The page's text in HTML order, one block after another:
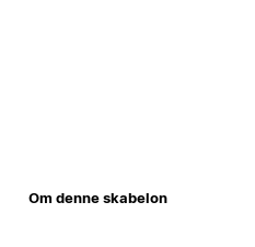
Om denne skabelon